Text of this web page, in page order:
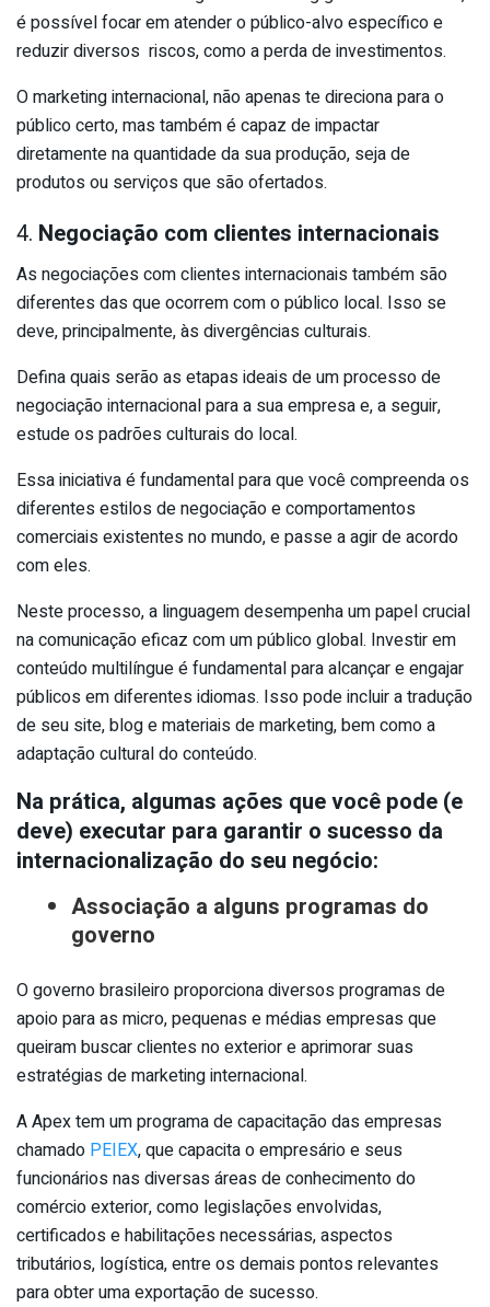
é possível focar em atender o público-alvo específico e
reduzir diversos riscos, como a perda de investimentos.
O marketing internacional, não apenas te direciona para o
público certo, mas também é capaz de impactar
diretamente na quantidade da sua produção, seja de
produtos ou serviços que são ofertados.
4. Negociação com clientes internacionais
As negociações com clientes internacionais também são
diferentes das que ocorrem com o público local. Isso se
deve, principalmente, às divergências culturais.
Defina quais serão as etapas ideais de um processo de
negociação internacional para a sua empresa e, a seguir,
estude os padrões culturais do local.
Essa iniciativa é fundamental para que você compreenda os
diferentes estilos de negociação e comportamentos
comerciais existentes no mundo, e passe a agir de acordo
com eles.
Neste processo, a linguagem desempenha um papel crucial
na comunicação eficaz com um público global. Investir em
conteúdo multilíngue é fundamental para alcançar e engajar
públicos em diferentes idiomas. Isso pode incluir a tradução
de seu site, blog e materiais de marketing, bem como a
adaptação cultural do conteúdo.
Na prática, algumas ações que você pode (e
deve) executar para garantir o sucesso da
internacionalização do seu negócio:
Associação a alguns programas do
governo
O governo brasileiro proporciona diversos programas de
apoio para as micro, pequenas e médias empresas que
queiram buscar clientes no exterior e aprimorar suas
estratégias de marketing internacional.
A Apex tem um programa de capacitação das empresas
chamado PEIEX, que capacita o empresário e seus
funcionários nas diversas áreas de conhecimento do
comércio exterior, como legislações envolvidas,
certificados e habilitações necessárias, aspectos
tributários, logística, entre os demais pontos relevantes
para obter uma exportação de sucesso.